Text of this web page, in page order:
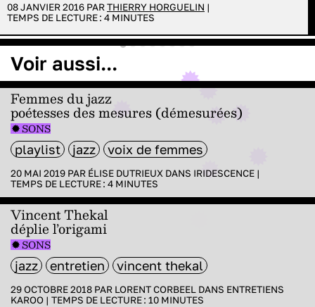
08 JANVIER 2016 PARTHIERRY HORGUELIN |
TEMPS DE LECTURE : 4 MINUTES
Voir aussi...
Femmes du jazz
poétesses des mesures (démesurées)
SONS
playlist jazz voix de femmes
20 MAI 2019 PAR ÉLISE DUTRIEUX DANS IRIDESCENCE |
TEMPS DE LECTURE : 4 MINUTES
Vincent Thekal
déplie l’origami
SONS
jazz entretien vincent thekal
29 OCTOBRE 2018 PAR LORENT CORBEEL DANS ENTRETIENS
KAROO | TEMPS DE LECTURE : 10 MINUTES